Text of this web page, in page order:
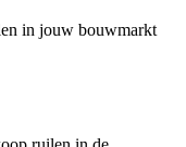
in jouw bouwmarkt